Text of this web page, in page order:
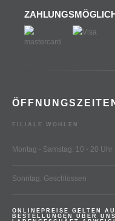
FILIALE WOHLEN
Montag - Samstag: 10 - 20 Uhr
Sonntag: Geschlossen
ONLINEPREISE GELTEN
BESTELLUNGEN ÜBER